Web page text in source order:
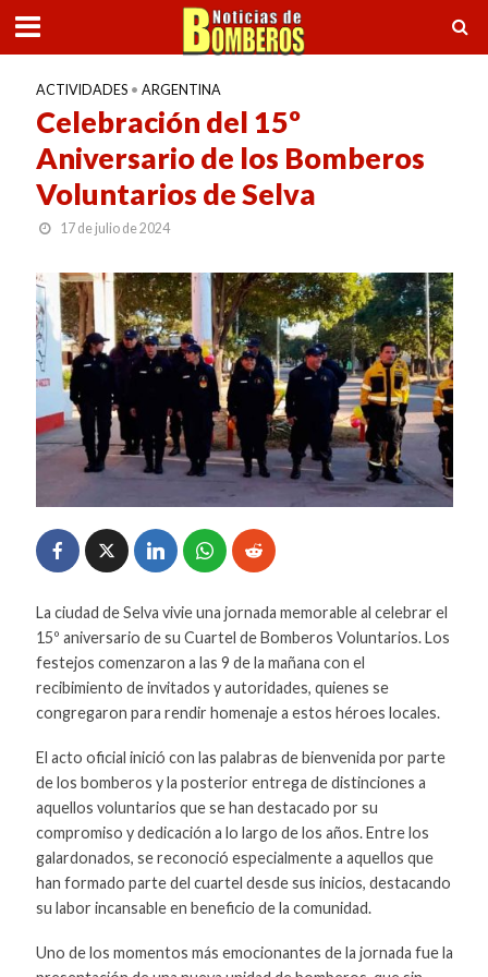
ACTIVIDADES • ARGENTINA
Celebración del 15º
Aniversario de los Bomberos
Voluntarios de Selva
17 de julio de 2024
La ciudad de Selva vivie una jornada memorable al celebrar el
15º aniversario de su Cuartel de Bomberos Voluntarios. Los
festejos comenzaron a las 9 de la mañana con el
recibimiento de invitados y autoridades, quienes se
congregaron para rendir homenaje a estos héroes locales.
El acto oficial inició con las palabras de bienvenida por parte
de los bomberos y la posterior entrega de distinciones a
aquellos voluntarios que se han destacado por su
compromiso y dedicación a lo largo de los años. Entre los
galardonados, se reconoció especialmente a aquellos que
han formado parte del cuartel desde sus inicios, destacando
su labor incansable en beneficio de la comunidad.
Uno de los momentos más emocionantes de la jornada fue la